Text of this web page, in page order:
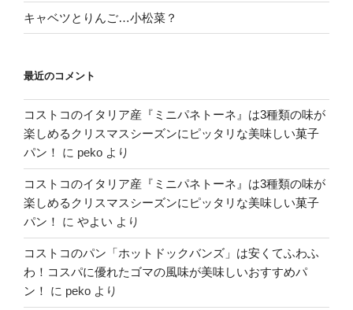
キャベツとりんご…小松菜？
最近のコメント
コストコのイタリア産『ミニパネトーネ』は3種類の味が
楽しめるクリスマスシーズンにピッタリな美味しい菓子
パン！
に peko より
コストコのイタリア産『ミニパネトーネ』は3種類の味が
楽しめるクリスマスシーズンにピッタリな美味しい菓子
パン！
に やよい より
コストコのパン「ホットドックバンズ」は安くてふわふ
わ！コスパに優れたゴマの風味が美味しいおすすめパ
ン！
に peko より